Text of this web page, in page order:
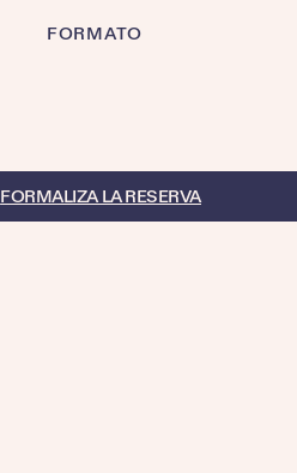
FORMATO
FORMALIZA LA RESERVA